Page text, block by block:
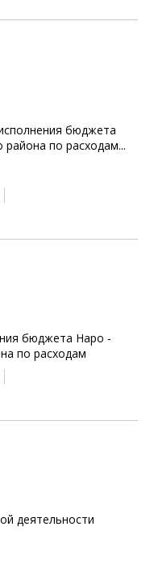
бюджета
района по расходам...
бюджета Наро -
по расходам
деятельности